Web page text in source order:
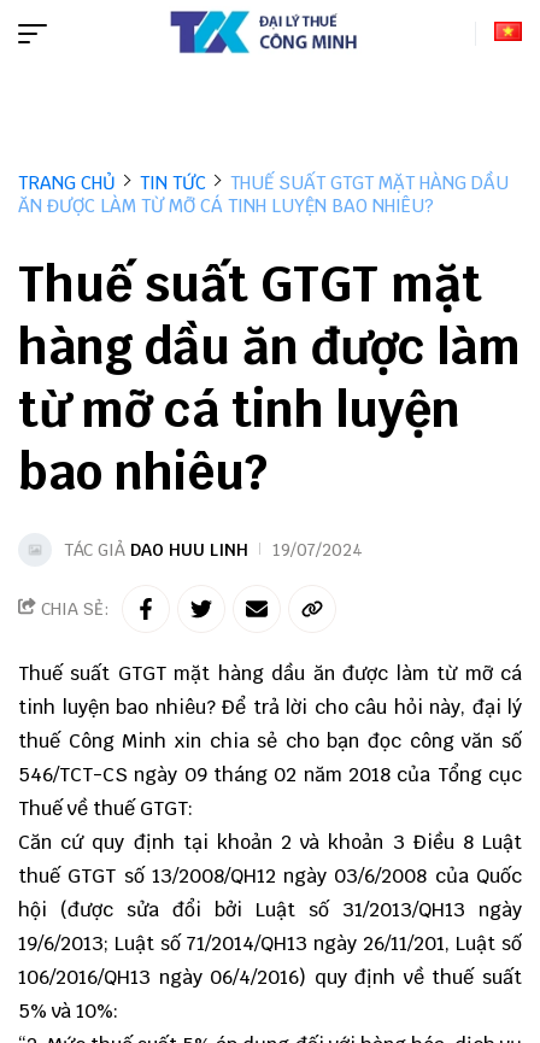
TRANG CHỦ TIN TỨC
THUẾ SUẤT GTGT MẶT HÀNG DẦU
ĂN ĐƯỢC LÀM TỪ MỠ CÁ TINH LUYỆN BAO NHIÊU?
Thuế suất GTGT mặt
hàng dầu ăn được làm
từ mỡ cá tinh luyện
bao nhiêu?
TÁC GIẢ DAO HUU LINH 19/07/2024
CHIA SẺ:
Thuế suất GTGT mặt hàng dầu ăn được làm từ mỡ cá
tinh luyện bao nhiêu? Để trả lời cho câu hỏi này, đại lý
thuế Công Minh xin chia sẻ cho bạn đọc công văn số
546/TCT-CS ngày 09 tháng 02 năm 2018 của Tổng cục
Thuế về thuế GTGT:
Căn cứ quy định tại khoản 2 và khoản 3 Điều 8 Luật
thuế GTGT số 13/2008/QH12 ngày 03/6/2008 của Quốc
hội (được sửa đổi bởi Luật số 31/2013/QH13 ngày
19/6/2013; Luật số 71/2014/QH13 ngày 26/11/201, Luật số
106/2016/QH13 ngày 06/4/2016) quy định về thuế suất
5% và 10%: